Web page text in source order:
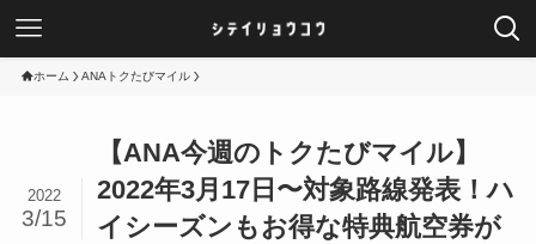
ホーム ANAトクたびマイル
【ANA今週のトクたびマイル】
2022年3月17日〜対象路線発表！ハ
イシーズンもお得な特典航空券が
2022
3/15